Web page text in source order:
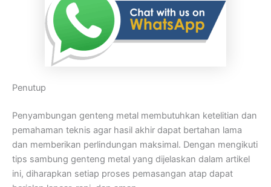
Penutup
Penyambungan genteng metal membutuhkan ketelitian dan
pemahaman teknis agar hasil akhir dapat bertahan lama
dan memberikan perlindungan maksimal. Dengan mengikuti
tips sambung genteng metal yang dijelaskan dalam artikel
ini, diharapkan setiap proses pemasangan atap dapat